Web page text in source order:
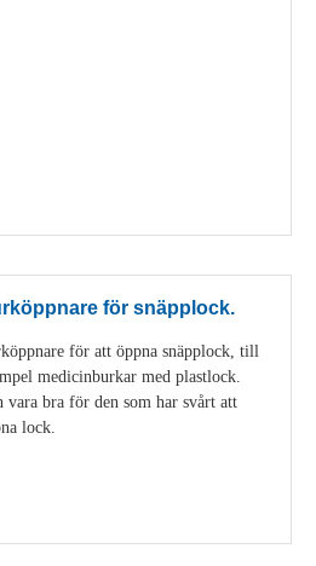
för snäpplock.
för att öppna snäpplock, till
medicinburkar med plastlock.
vara bra för den som har svårt att
lock.